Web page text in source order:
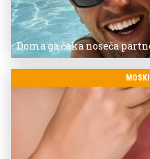
Doma ga čaka noseča